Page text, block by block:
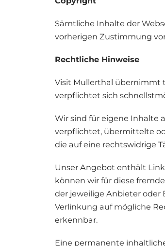
Sämtliche Inhalte der
vorherigen Zustimmung
Rechtliche Hinweise
Visit Mullerthal übernimmt
verpflichtet sich
Wir sind für eigene Inhalte
verpflichtet, übermittelte
die auf eine rechtswidrige
Unser Angebot enthält
können wir für diese
der jeweilige Anbieter
Verlinkung auf mögliche
erkennbar.
Eine permanente